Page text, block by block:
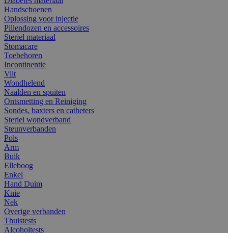
Handschoenen
Oplossing voor injectie
Pillendozen en accessoires
Steriel materiaal
Stomacare
Toebehoren
Incontinentie
Vilt
Wondhelend
Naalden en spuiten
Ontsmetting en Reiniging
Sondes, baxters en catheters
Steriel wondverband
Steunverbanden
Pols
Arm
Buik
Elleboog
Enkel
Hand Duim
Knie
Nek
Overige verbanden
Thuistests
Alcoholtests